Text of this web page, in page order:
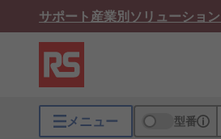
サポート産業別ソリューション
メニュー 型番